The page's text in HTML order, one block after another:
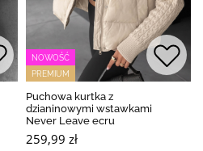
NOWOŚĆ
PREMIUM
Puchowa kurtka z
dzianinowymi wstawkami
Never Leave ecru
259,99 zł